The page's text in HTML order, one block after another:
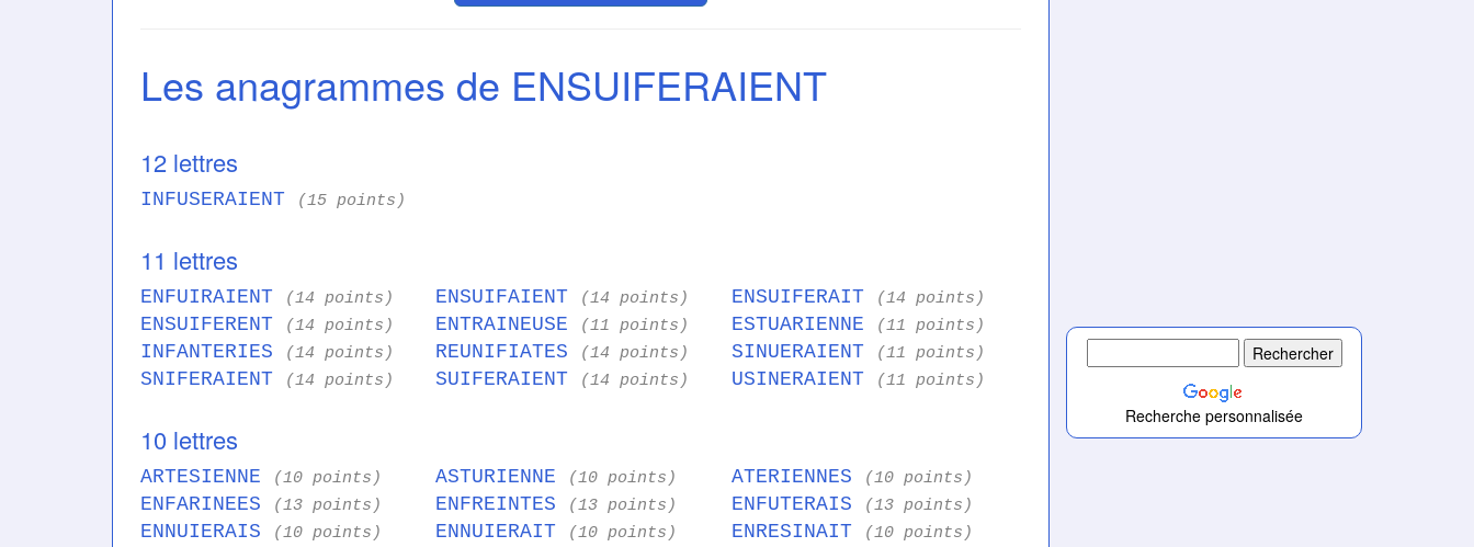
Les anagrammes de ENSUIFERAIENT
12 lettres
INFUSERAIENT (15 points)
11 lettres
ENFUIRAIENT (14 points) ENSUIFAIENT (14 points) ENSUIFERAIT (14 points)
ENSUIFERENT (14 points) ENTRAINEUSE (11 points) ESTUARIENNE (11 points)
INFANTERIES (14 points) REUNIFIATES (14 points) SINUERAIENT (11 points)
SNIFERAIENT (14 points) SUIFERAIENT (14 points) USINERAIENT (11 points)
10 lettres
ARTESIENNE (10 points) ASTURIENNE (10 points) ATERIENNES (10 points)
ENFARINEES (13 points) ENFREINTES (13 points) ENFUTERAIS (13 points)
ENNUIERAIS (10 points) ENNUIERAIT (10 points) ENRESINAIT (10 points)
Recherche personnalisée